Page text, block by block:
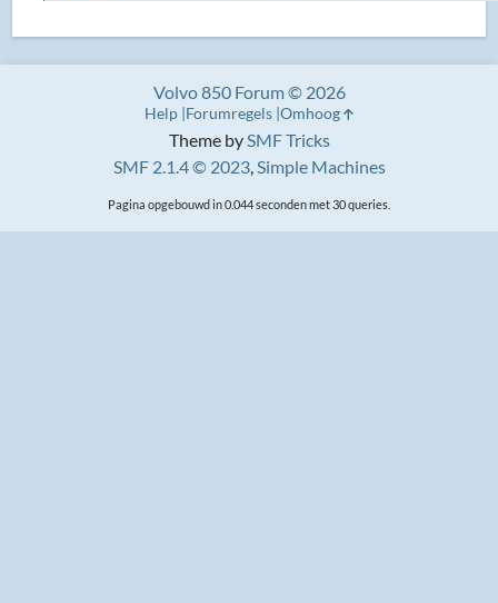
Theme bySMF Tricks
SMF 2.1.4 © 2023,Simple Machines
Volvo 850 Forum © 2026
Help Forumregels Omhoog
Pagina opgebouwd in 0.044 seconden met 30 queries.